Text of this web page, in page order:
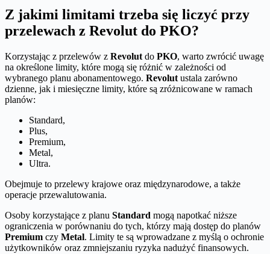
Z jakimi limitami trzeba się liczyć przy
przelewach z Revolut do PKO?
Korzystając z przelewów z Revolut do PKO, warto zwrócić uwagę
na określone limity, które mogą się różnić w zależności od
wybranego planu abonamentowego. Revolut ustala zarówno
dzienne, jak i miesięczne limity, które są zróżnicowane w ramach
planów:
Standard,
Plus,
Premium,
Metal,
Ultra.
Obejmuje to przelewy krajowe oraz międzynarodowe, a także
operacje przewalutowania.
Osoby korzystające z planu Standard mogą napotkać niższe
ograniczenia w porównaniu do tych, którzy mają dostęp do planów
Premium czy Metal. Limity te są wprowadzane z myślą o ochronie
użytkowników oraz zmniejszaniu ryzyka nadużyć finansowych.